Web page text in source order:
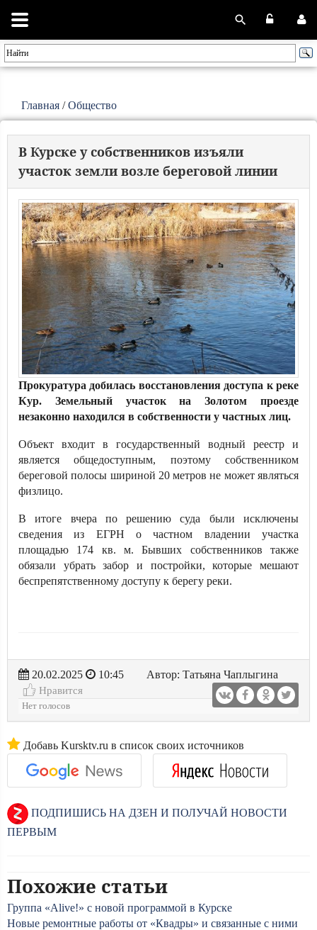
Главная /Общество
В Курске у собственников изъяли
участок земли возле береговой линии
Прокуратура добилась восстановления доступа к реке
Кур. Земельный участок на Золотом проезде
незаконно находился в собственности у частных лиц.
Объект входит в государственный водный реестр и
является общедоступным, поэтому собственником
береговой полосы шириной 20 метров не может являться
физлицо.
В итоге вчера по решению суда были исключены
сведения из ЕГРН о частном владении участка
площадью 174 кв. м. Бывших собственников также
обязали убрать забор и постройки, которые мешают
беспрепятственному доступу к берегу реки.
20.02.2025 10:45
Автор: Татьяна Чаплыгина
Нравится
Нет голосов
Добавь Kursktv.ru в список своих источников
ПОДПИШИСЬ НА ДЗЕН И ПОЛУЧАЙ НОВОСТИ
ПЕРВЫМ
Похожие статьи
Группа «Alive!» с новой программой в Курске
Новые ремонтные работы от «Квадры» и связанные с ними